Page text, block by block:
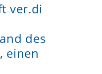
ver.di
des
einen